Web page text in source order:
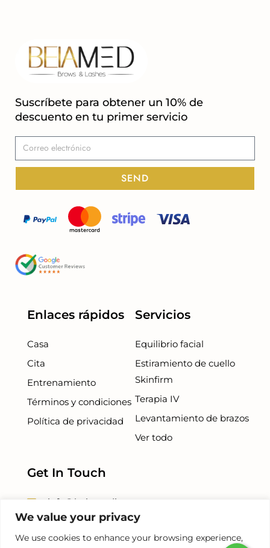
We value your privacy
We use cookies to enhance your browsing experience,
Suscríbete para obtener un 10% de
descuento en tu primer servicio
SEND
Enlaces rápidos
Casa
Cita
Entrenamiento
Términos y condiciones
Política de privacidad
Servicios
Equilibrio facial
Estiramiento de cuello
Skinfirm
Terapia IV
Levantamiento de brazos
Ver todo
Get In Touch
info@beiamedispa.com